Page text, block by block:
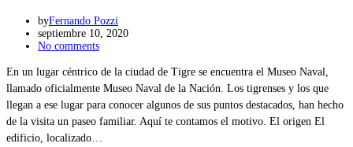
byFernando Pozzi
septiembre 10, 2020
No comments
En un lugar céntrico de la ciudad de Tigre se encuentra el Museo Naval,
llamado oficialmente Museo Naval de la Nación. Los tigrenses y los que
llegan a ese lugar para conocer algunos de sus puntos destacados, han hecho
de la visita un paseo familiar. Aquí te contamos el motivo. El origen El
edificio, localizado…